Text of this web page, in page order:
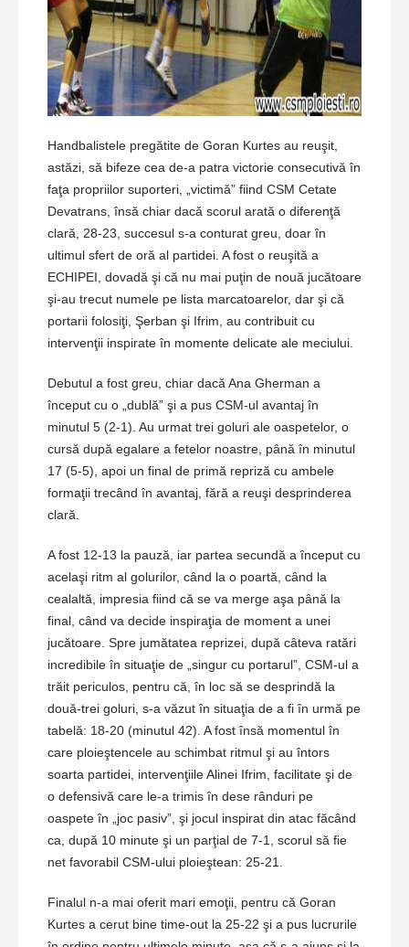
Handbalistele pregătite de Goran Kurtes au reuşit,
astăzi, să bifeze cea de-a patra victorie consecutivă în
faţa propriilor suporteri, „victimă” fiind CSM Cetate
Devatrans, însă chiar dacă scorul arată o diferenţă
clară, 28-23, succesul s-a conturat greu, doar în
ultimul sfert de oră al partidei. A fost o reuşită a
ECHIPEI, dovadă şi că nu mai puţin de nouă jucătoare
şi-au trecut numele pe lista marcatoarelor, dar şi că
portarii folosiţi, Şerban şi Ifrim, au contribuit cu
intervenţii inspirate în momente delicate ale meciului.
Debutul a fost greu, chiar dacă Ana Gherman a
început cu o „dublă” şi a pus CSM-ul avantaj în
minutul 5 (2-1). Au urmat trei goluri ale oaspetelor, o
cursă după egalare a fetelor noastre, până în minutul
17 (5-5), apoi un final de primă repriză cu ambele
formaţii trecând în avantaj, fără a reuşi desprinderea
clară.
A fost 12-13 la pauză, iar partea secundă a început cu
acelaşi ritm al golurilor, când la o poartă, când la
cealaltă, impresia fiind că se va merge aşa până la
final, când va decide inspiraţia de moment a unei
jucătoare. Spre jumătatea reprizei, după câteva ratări
incredibile în situaţie de „singur cu portarul”, CSM-ul a
trăit periculos, pentru că, în loc să se desprindă la
două-trei goluri, s-a văzut în situaţia de a fi în urmă pe
tabelă: 18-20 (minutul 42). A fost însă momentul în
care ploieştencele au schimbat ritmul şi au întors
soarta partidei, intervenţiile Alinei Ifrim, facilitate şi de
o defensivă care le-a trimis în dese rânduri pe
oaspete în „joc pasiv”, şi jocul inspirat din atac făcând
ca, după 10 minute şi un parţial de 7-1, scorul să fie
net favorabil CSM-ului ploieştean: 25-21.
Finalul n-a mai oferit mari emoţii, pentru că Goran
Kurtes a cerut bine time-out la 25-22 şi a pus lucrurile